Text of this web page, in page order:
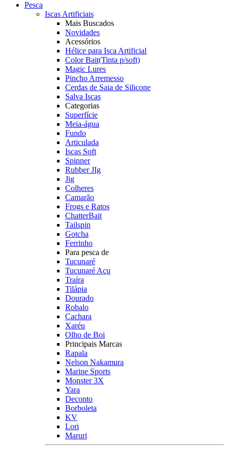
Pesca
Iscas Artificiais
Mais Buscados
Novidades
Acessórios
Hélice para Isca Artificial
Color Bait(Tinta p/soft)
Magic Lures
Pincho Arremesso
Cerdas de Saia de Silicone
Salva Iscas
Categorias
Superfície
Meia-água
Fundo
Articulada
Iscas Soft
Spinner
Rubber JIg
Jig
Colheres
Camarão
Frogs e Ratos
ChatterBait
Tailspin
Gotcha
Ferrinho
Para pesca de
Tucunaré
Tucunaré Açu
Traíra
Tilápia
Dourado
Robalo
Cachara
Xaréu
Olho de Boi
Principais Marcas
Rapala
Nelson Nakamura
Marine Sports
Monster 3X
Yara
Deconto
Borboleta
KV
Lori
Maruri